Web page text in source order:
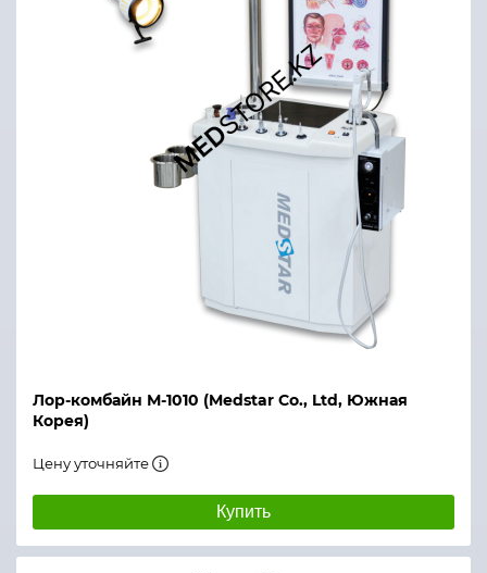
Лор-комбайн М-1010 (Medstar Co., Ltd, Южная
Корея)
Цену уточняйте
Купить